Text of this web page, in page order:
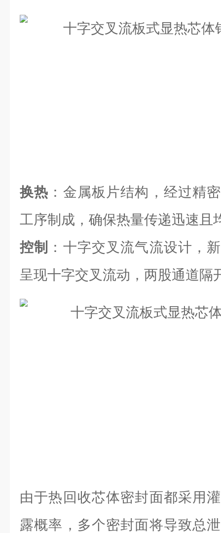
换热 ：金属板片结构，经过精
工序制成，确保热量传递迅速且
控制
：十字交叉流气流设计，
呈现十字交叉流动，两股通道隔
由于热回收芯体密封面都采用
露概率，多个密封面将导致总